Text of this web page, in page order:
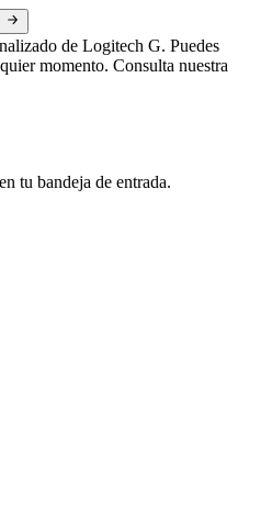
de Logitech G. Puedes
momento. Consulta nuestra
tu bandeja de entrada.